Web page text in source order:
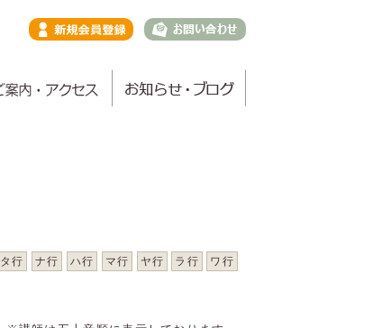
タ行 ナ行 ハ行 マ行 ヤ行 ラ行 ワ行